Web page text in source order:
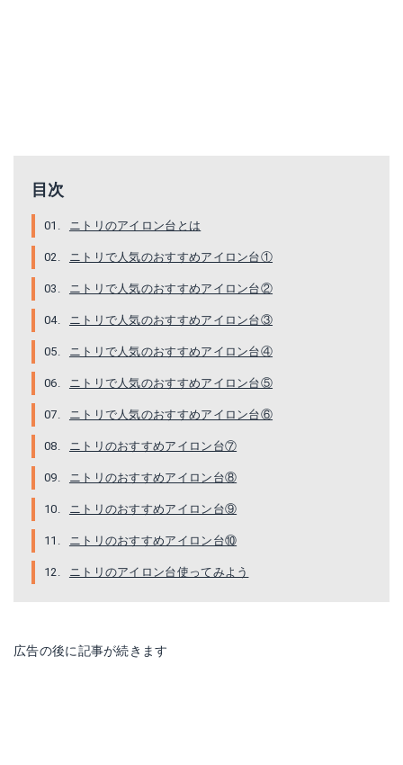
目次
ニトリのアイロン台とは
ニトリで人気のおすすめアイロン台①
ニトリで人気のおすすめアイロン台②
ニトリで人気のおすすめアイロン台③
ニトリで人気のおすすめアイロン台④
ニトリで人気のおすすめアイロン台⑤
ニトリで人気のおすすめアイロン台⑥
ニトリのおすすめアイロン台⑦
ニトリのおすすめアイロン台⑧
ニトリのおすすめアイロン台⑨
ニトリのおすすめアイロン台⑩
ニトリのアイロン台使ってみよう
広告の後に記事が続きます